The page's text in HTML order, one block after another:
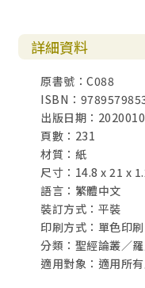
書》 的時候，若能由
對《羅馬書》有更正
甚矣 ！可以自我安
力，嚴謹地研究過《
； 並且不斷地禱告
使我能領悟聖經中那
6）。
惟因人的能力確實
書所作的詮釋，或許
讀者不吝指正，俾
就。主若願意（雅四
義，《帖撒羅尼迦前
詳細資料
原書號：C088
ISBN：
出版日期：
頁數：231
材質：紙
尺寸：14.8 x 21 x
語言：繁體中文
裝訂方式：平裝
印刷方式：單色印刷
分類：聖經論叢／
適用對象：適用所